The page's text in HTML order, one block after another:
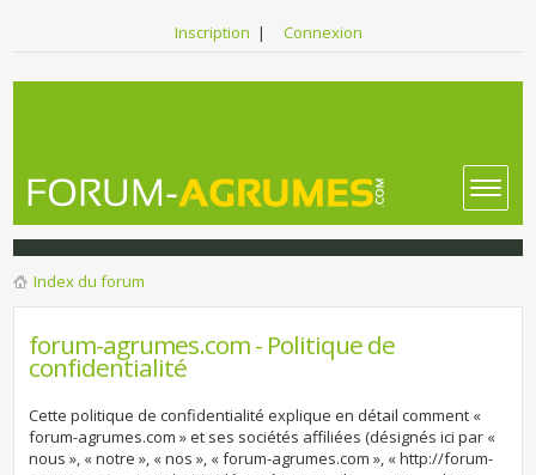
Inscription | Connexion
Index du forum
forum-agrumes.com - Politique de
confidentialité
Cette politique de confidentialité explique en détail comment «
forum-agrumes.com » et ses sociétés affiliées (désignés ici par «
nous », « notre », « nos », « forum-agrumes.com », « http://forum-